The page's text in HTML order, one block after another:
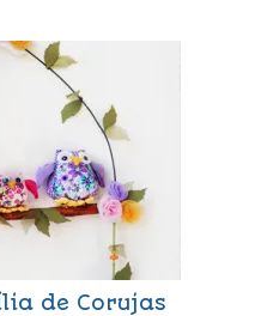
de Corujas